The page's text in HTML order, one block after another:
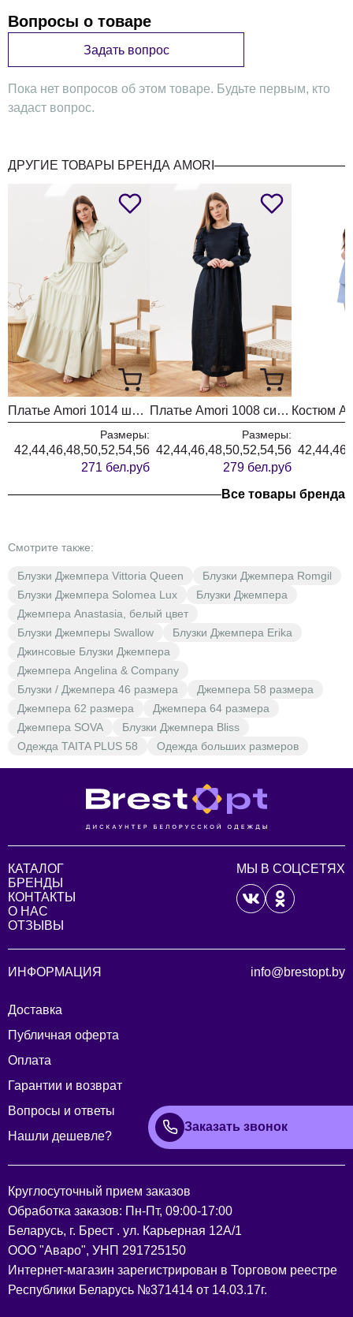
Вопросы о товаре
Задать вопрос
Пока нет вопросов об этом товаре. Будьте первым, кто
задаст вопрос.
ДРУГИЕ ТОВАРЫ БРЕНДА AMORI
Платье Amori 1014 шампиньон
Размеры:
42,44,46,48,50,52,54,56
271 бел.руб
Платье Amori 1008 синий
Размеры:
42,44,46,48,50,52,54,56
279 бел.руб
Все товары бренда
Смотрите также:
Блузки Джемпера Vittoria Queen
Блузки Джемпера Romgil
Блузки Джемпера Solomea Lux
Блузки Джемпера
Джемпера Anastasia, белый цвет
Блузки Джемперы Swallow
Блузки Джемпера Erika
Джинсовые Блузки Джемпера
Джемпера Angelina & Company
Блузки / Джемпера 46 размера
Джемпера 58 размера
Джемпера 62 размера
Джемпера 64 размера
Джемпера SOVA
Блузки Джемпера Bliss
Одежда TAITA PLUS 58
Одежда больших размеров
КАТАЛОГ
БРЕНДЫ
КОНТАКТЫ
О НАС
ОТЗЫВЫ
МЫ В СОЦСЕТЯХ
ИНФОРМАЦИЯ
Доставка
Публичная оферта
Оплата
Гарантии и возврат
Вопросы и ответы
Нашли дешевле?
info@brestopt.by
Заказать звонок
Круглосуточный прием заказов
Обработка заказов: Пн-Пт, 09:00-17:00
Беларусь, г. Брест . ул. Карьерная 12А/1
ООО "Аваро", УНП 291725150
Интернет-магазин зарегистрирован в Торговом реестре
Республики Беларусь №371414 от 14.03.17г.